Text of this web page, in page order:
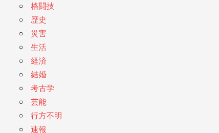
格闘技
歴史
災害
生活
経済
結婚
考古学
芸能
行方不明
速報